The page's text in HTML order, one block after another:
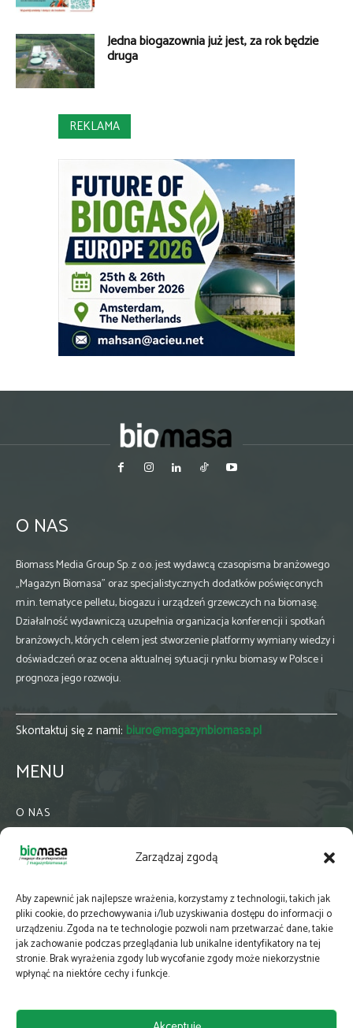
Zarządzaj zgodą
Aby zapewnić jak najlepsze wrażenia, korzystamy z technologii, takich jak
pliki cookie, do przechowywania i/lub uzyskiwania dostępu do informacji o
urządzeniu. Zgoda na te technologie pozwoli nam przetwarzać dane, takie
jak zachowanie podczas przeglądania lub unikalne identyfikatory na tej
stronie. Brak wyrażenia zgody lub wycofanie zgody może niekorzystnie
wpłynąć na niektóre cechy i funkcje.
Jedna biogazownia już jest, za rok będzie
druga
REKLAMA
O NAS
Biomass Media Group Sp. z o.o. jest wydawcą czasopisma branżowego
„Magazyn Biomasa” oraz specjalistycznych dodatków poświęconych
m.in. tematyce pelletu, biogazu i urządzeń grzewczych na biomasę.
Działalność wydawniczą uzupełnia organizacja konferencji i spotkań
branżowych, których celem jest stworzenie platformy wymiany wiedzy i
doświadczeń oraz ocena aktualnej sytuacji rynku biomasy w Polsce i
prognoza jego rozwoju.
Skontaktuj się z nami: biuro@magazynbiomasa.pl
MENU
O NAS
WSPÓŁPRACA
PRENUMERATA
NEWSLETTER
MAPY
E-WYDANIE